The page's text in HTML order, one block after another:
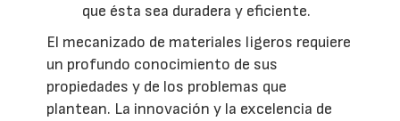
que ésta sea duradera y eficiente.
El mecanizado de materiales ligeros requiere
un profundo conocimiento de sus
propiedades y de los problemas que
plantean. La innovación y la excelencia de